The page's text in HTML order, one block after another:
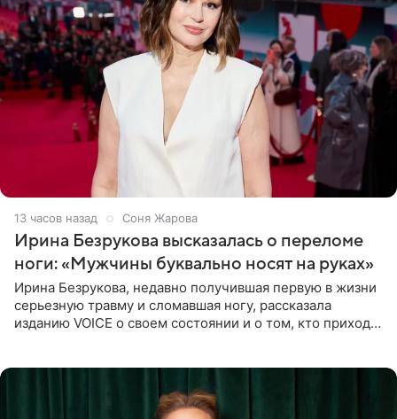
13 часов назад Соня Жарова
Ирина Безрукова высказалась о переломе
ноги: «Мужчины буквально носят на руках»
Ирина Безрукова, недавно получившая первую в жизни
серьезную травму и сломавшая ногу, рассказала
изданию VOICE о своем состоянии и о том, кто приходит